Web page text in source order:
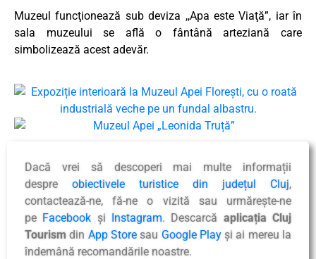
Muzeul funcţionează sub deviza ,,Apa este Viaţă”, iar în
sala muzeului se află o fântână arteziană care
simbolizează acest adevăr.
Dacă vrei să descoperi mai multe informații
despre obiectivele turistice din județul Cluj,
contactează-ne, fă-ne o vizită sau urmărește-ne
pe Facebook și Instagram. Descarcă aplicația Cluj
Tourism din App Storesau Google Playși ai mereu la
îndemână recomandările noastre.